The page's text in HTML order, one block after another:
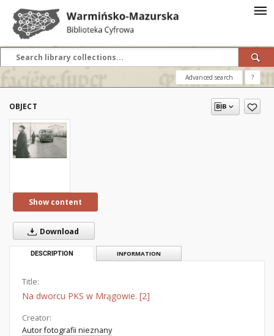
Advanced search ?
OBJECT
Show content
Download
DESCRIPTION INFORMATION
Title:
Na dworcu PKS w Mrągowie. [2]
Creator:
Autor fotografii nieznany